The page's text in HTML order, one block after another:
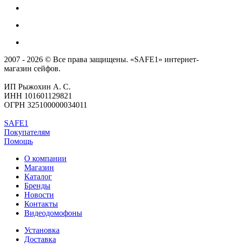
2007 - 2026 © Все права защищены. «SAFE1» интернет-
магазин сейфов.
ИП Рыжохин А. С.
ИНН 101601129821
ОГРН 325100000034011
SAFE1
Покупателям
Помощь
О компании
Магазин
Каталог
Бренды
Новости
Контакты
Видеодомофоны
Установка
Доставка